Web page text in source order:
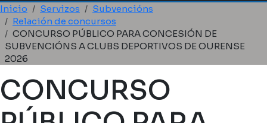
Miga de pan
Inicio Servizos
Subvencións
Relación de concursos
CONCURSO PÚBLICO PARA CONCESIÓN DE
SUBVENCIÓNS A CLUBS DEPORTIVOS DE OURENSE
2026
CONCURSO